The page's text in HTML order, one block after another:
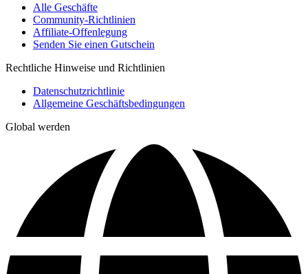
Alle Geschäfte
Community-Richtlinien
Affiliate-Offenlegung
Senden Sie einen Gutschein
Rechtliche Hinweise und Richtlinien
Datenschutzrichtlinie
Allgemeine Geschäftsbedingungen
Global werden